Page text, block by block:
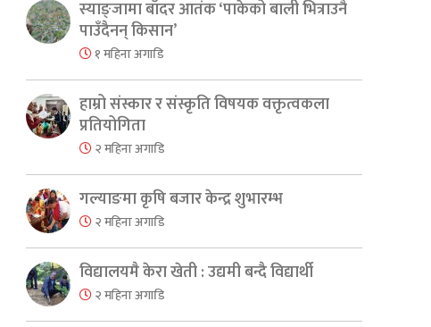
स्याङ्जामा बाँदर आतंक ‘पाकेको बाली भित्राउनै
पाउँदैनन् किसान’
१ महिना अगाडि
हाम्रो संस्कार र संस्कृति विषयक वक्तृत्वकला
प्रतियोगिता
२ महिना अगाडि
गल्याङमा कृषि बजार केन्द्र शुभारम्भ
२ महिना अगाडि
विद्यालयमै केरा खेती : उद्यमी बन्दै विद्यार्थी
२ महिना अगाडि